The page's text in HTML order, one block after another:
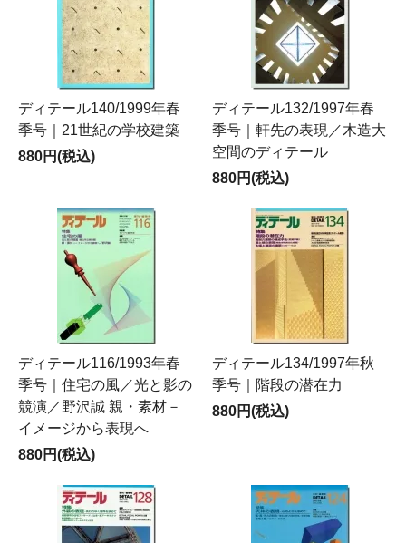
ディテール140/1999年春
季号｜21世紀の学校建築
880円(税込)
ディテール132/1997年春
季号｜軒先の表現／木造大
空間のディテール
880円(税込)
ディテール116/1993年春
季号｜住宅の風／光と影の
競演／野沢誠 親・素材－
イメージから表現へ
880円(税込)
ディテール134/1997年秋
季号｜階段の潜在力
880円(税込)